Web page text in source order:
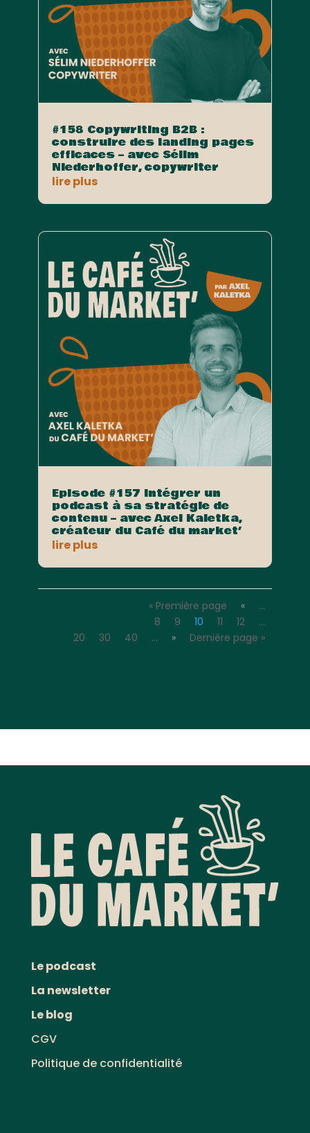
#158 Copywriting B2B :
construire des landing pages
efficaces – avec Sélim
Niederhoffer, copywriter
lire plus
Episode #157 Intégrer un
podcast à sa stratégie de
contenu – avec Axel Kaletka,
créateur du Café du market’
lire plus
« Première page «
…
8
9 10 11 12
…
20
30 40 … » Dernière page »
Le podcast
La newsletter
Le blog
CGV
Politique de confidentialité